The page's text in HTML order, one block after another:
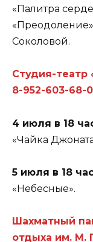
«Палитра
Соколовой.
Студия-театр
8-952-603-68-
4 июля в 18
«Чайка
5 июля в 18
«Небесные».
Шахматный
отдыха им. М.